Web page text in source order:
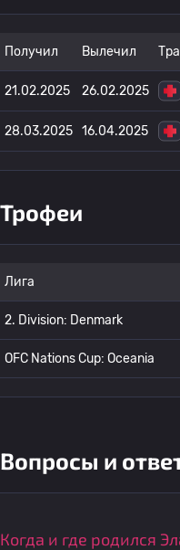
Получил Вылечил
21.02.2025 26.02.2025
28.03.2025 16.04.2025
Трофеи
Лига
2. Division: Denmark
OFC Nations Cup: Oceania
Вопросы и
Когда и где родился